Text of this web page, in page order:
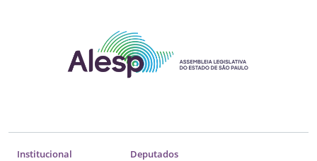
Institucional
Deputados